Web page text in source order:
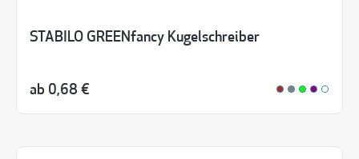
STABILO GREENfancy Kugelschreiber
ab 0,68 €